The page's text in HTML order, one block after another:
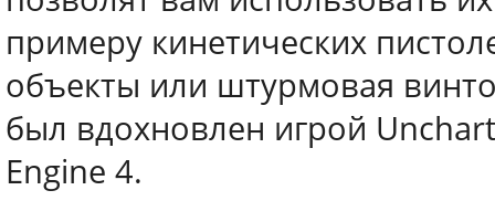
примеру кинетических
объекты или штурмовая
был вдохновлен игрой
Engine 4.